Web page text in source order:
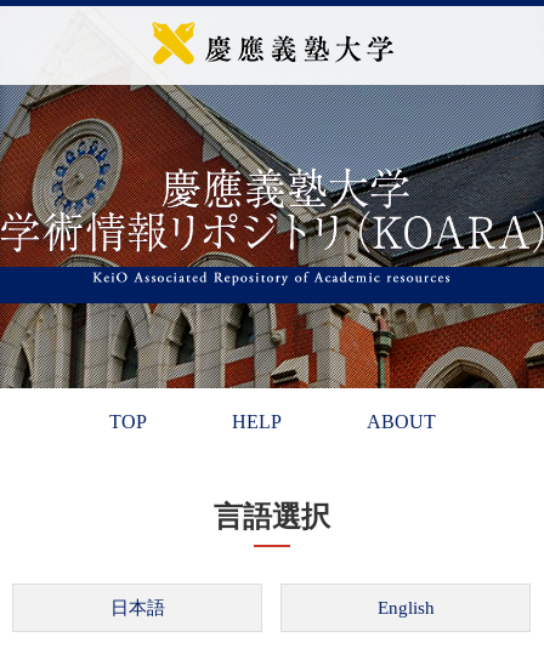
TOP HELP ABOUT
言語選択